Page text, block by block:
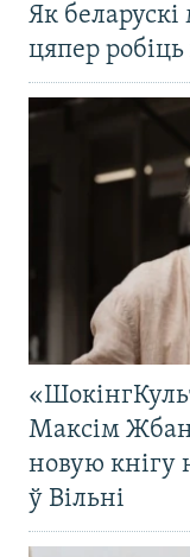
Як беларускі
цяпер
Максім
новую кнігу
ў Вільні